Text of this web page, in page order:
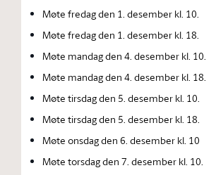
Møte fredag den 1. desember kl. 10.
Møte fredag den 1. desember kl. 18.
Møte mandag den 4. desember kl. 10.
Møte mandag den 4. desember kl. 18.
Møte tirsdag den 5. desember kl. 10.
Møte tirsdag den 5. desember kl. 18.
Møte onsdag den 6. desember kl. 10
Møte torsdag den 7. desember kl. 10.